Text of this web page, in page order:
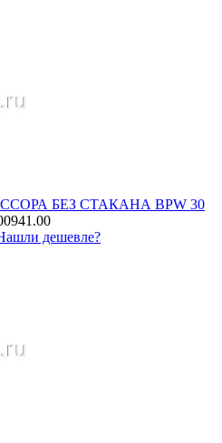
БЕЗ СТАКАНА BPW 30
дешевле?